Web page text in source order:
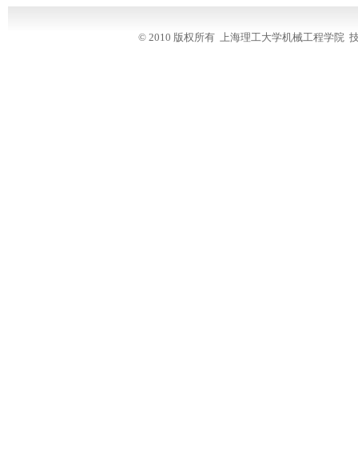
© 2010 版权所有 上海理工大学机械工程学院